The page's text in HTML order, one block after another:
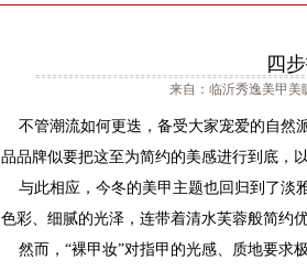
四
来自：临沂秀逸美甲
不管潮流如何更迭，备受大家宠爱的自然
品品牌似要把这至为简约的美感进行到底，
与此相应，今冬的美甲主题也回归到了淡
色彩、细腻的光泽，连带着清水芙蓉般简约
然而，“裸甲妆”对指甲的光感、质地要求